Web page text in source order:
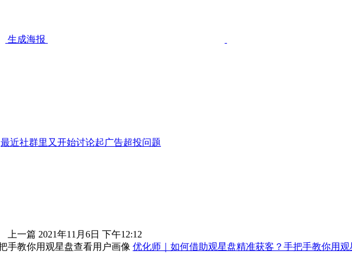
生成海报
最近社群里又开始讨论起广告超投问题
上一篇 2021年11月6日 下午12:12
优化师｜如何借助观星盘精准获客？手把手教你用